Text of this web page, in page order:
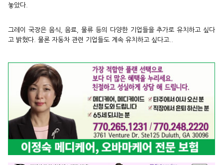
놓았다.
그레이 국장은 음식, 음료, 물류 등의 다양한 기업들을 추가로 유치하고 싶다
고 밝혔다. 물론 자동차 관련 기업들도 계속 유치하고 싶다고..